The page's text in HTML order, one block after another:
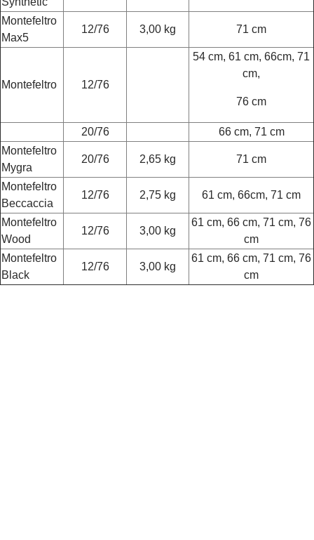
Montefeltro
Max5
12/76 3,00 kg 71 cm
Montefeltro 12/76
54 cm, 61 cm, 66cm, 71
cm,
76 cm
20/76
66 cm, 71 cm
Montefeltro
Mygra
20/76 2,65 kg 71 cm
Montefeltro
Beccaccia
12/76 2,75 kg 61 cm, 66cm, 71 cm
Montefeltro
Wood
12/76 3,00 kg
61 cm, 66 cm, 71 cm, 76
cm
Montefeltro
Black
12/76 3,00 kg
61 cm, 66 cm, 71 cm, 76
cm